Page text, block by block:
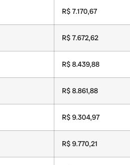
R$ 7.170,67
R$ 7.672,62
R$ 8.439,88
R$ 8.861,88
R$ 9.304,97
R$ 9.770,21